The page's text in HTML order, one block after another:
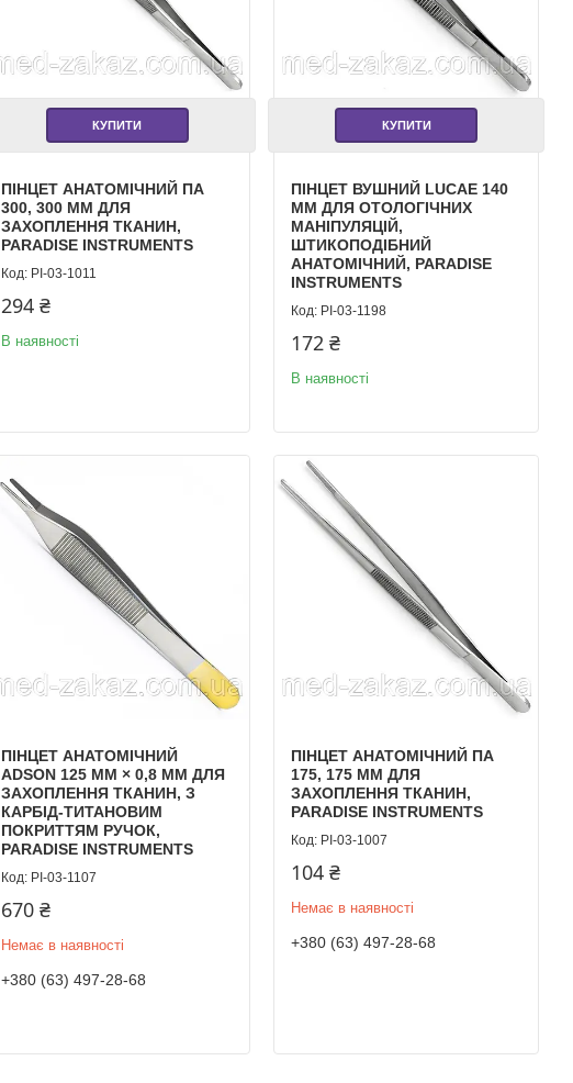
КУПИТИ
ПІНЦЕТ АНАТОМІЧНИЙ ПА
300, 300 ММ ДЛЯ
ЗАХОПЛЕННЯ ТКАНИН,
PARADISE INSTRUMENTS
PI-03-1011
294 ₴
В наявності
КУПИТИ
ПІНЦЕТ ВУШНИЙ LUCAE 140
ММ ДЛЯ ОТОЛОГІЧНИХ
МАНІПУЛЯЦІЙ,
ШТИКОПОДІБНИЙ
АНАТОМІЧНИЙ, PARADISE
INSTRUMENTS
PI-03-1198
172 ₴
В наявності
ПІНЦЕТ АНАТОМІЧНИЙ
ADSON 125 ММ × 0,8 ММ ДЛЯ
ЗАХОПЛЕННЯ ТКАНИН, З
КАРБІД-ТИТАНОВИМ
ПОКРИТТЯМ РУЧОК,
PARADISE INSTRUMENTS
PI-03-1107
670 ₴
Немає в наявності
+380 (63) 497-28-68
ПІНЦЕТ АНАТОМІЧНИЙ ПА
175, 175 ММ ДЛЯ
ЗАХОПЛЕННЯ ТКАНИН,
PARADISE INSTRUMENTS
PI-03-1007
104 ₴
Немає в наявності
+380 (63) 497-28-68